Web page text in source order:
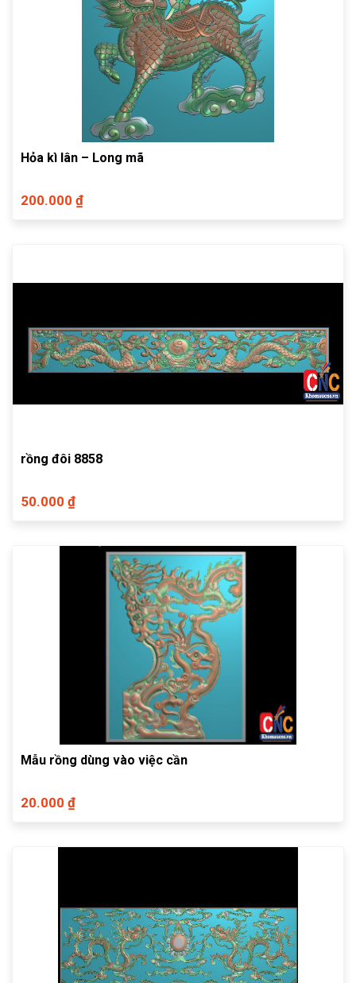
Hỏa kì lân – Long mã
200.000 ₫
rồng đôi 8858
50.000 ₫
Mẫu rồng dùng vào việc cần
20.000 ₫